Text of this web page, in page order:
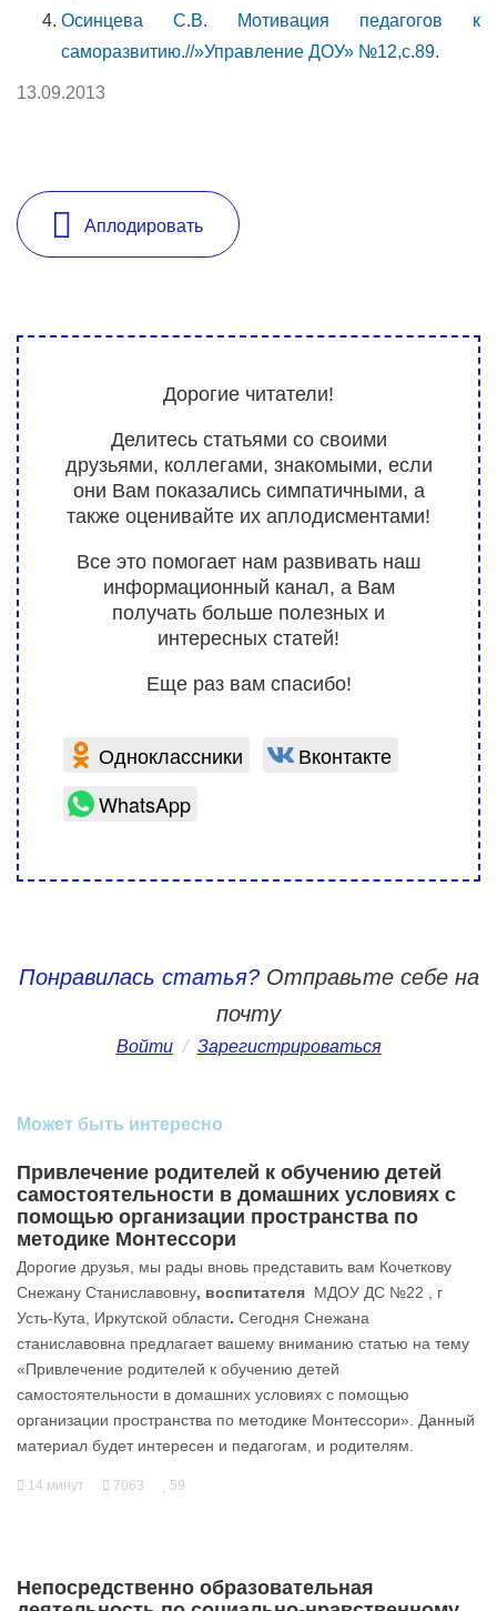
Осинцева С.В. Мотивация педагогов к
саморазвитию.//»Управление ДОУ» №12,с.89.
13.09.2013
Аплодировать
Дорогие читатели!
Делитесь статьями со своими
друзьями, коллегами, знакомыми, если
они Вам показались симпатичными, а
также оценивайте их аплодисментами!
Все это помогает нам развивать наш
информационный канал, а Вам
получать больше полезных и
интересных статей!
Еще раз вам спасибо!
Одноклассники
Вконтакте
WhatsApp
Понравилась статья?Отправьте себе на
почту
Войти / Зарегистрироваться
Может быть интересно
Привлечение родителей к обучению детей
самостоятельности в домашних условиях с
помощью организации пространства по
методике Монтессори
Дорогие друзья, мы рады вновь представить вам Кочеткову
Снежану Станиславовну, воспитателя МДОУ ДС №22 , г
Усть-Кута, Иркутской области. Сегодня Снежана
станиславовна предлагает вашему вниманию статью на тему
«Привлечение родителей к обучению детей
самостоятельности в домашних условиях с помощью
организации пространства по методике Монтессори». Данный
материал будет интересен и педагогам, и родителям.
14 минут 7063 59
Непосредственно образовательная